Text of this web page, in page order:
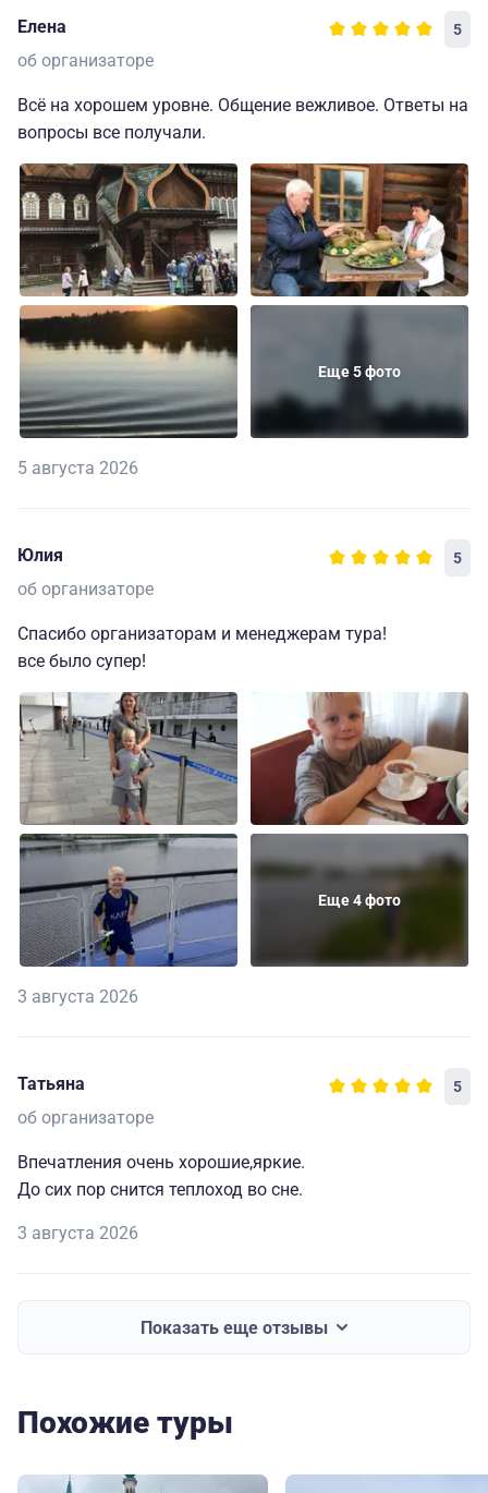
Елена 5
об организаторе
Всё на хорошем уровне. Общение вежливое. Ответы на
вопросы все получали.
Еще 5 фото
5 августа 2026
Юлия 5
об организаторе
Спасибо организаторам и менеджерам тура!
все было супер!
Еще 4 фото
3 августа 2026
Татьяна 5
об организаторе
Впечатления очень хорошие,яркие.
До сих пор снится теплоход во сне.
3 августа 2026
Показать еще отзывы
Похожие туры